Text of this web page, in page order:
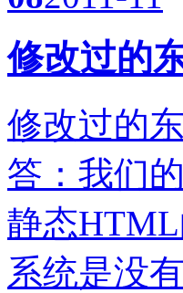
修改过的
修改过的
答：我们
静态
系统是没